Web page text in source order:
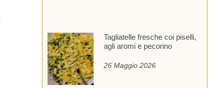
Tagliatelle fresche coi piselli,
agli aromi e pecorino
26 Maggio 2026